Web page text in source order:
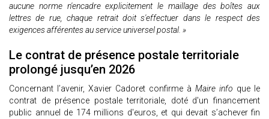
aucune norme n'encadre explicitement le maillage des boîtes aux
lettres de rue, chaque retrait doit s'effectuer dans le respect des
exigences afférentes au service universel postal. »
Le contrat de présence postale territoriale
prolongé jusqu’en 2026
Concernant l’avenir, Xavier Cadoret confirme à Maire info que le
contrat de présence postale territoriale, doté d'un financement
public annuel de 174 millions d'euros, et qui devait s’achever fin